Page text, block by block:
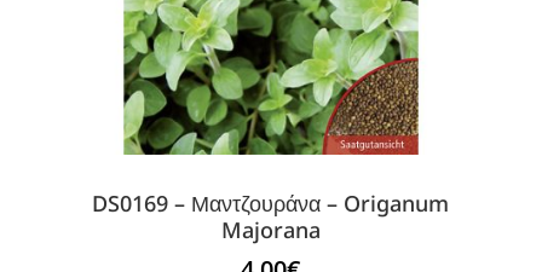
DS0169 – Μαντζουράνα – Origanum
Majorana